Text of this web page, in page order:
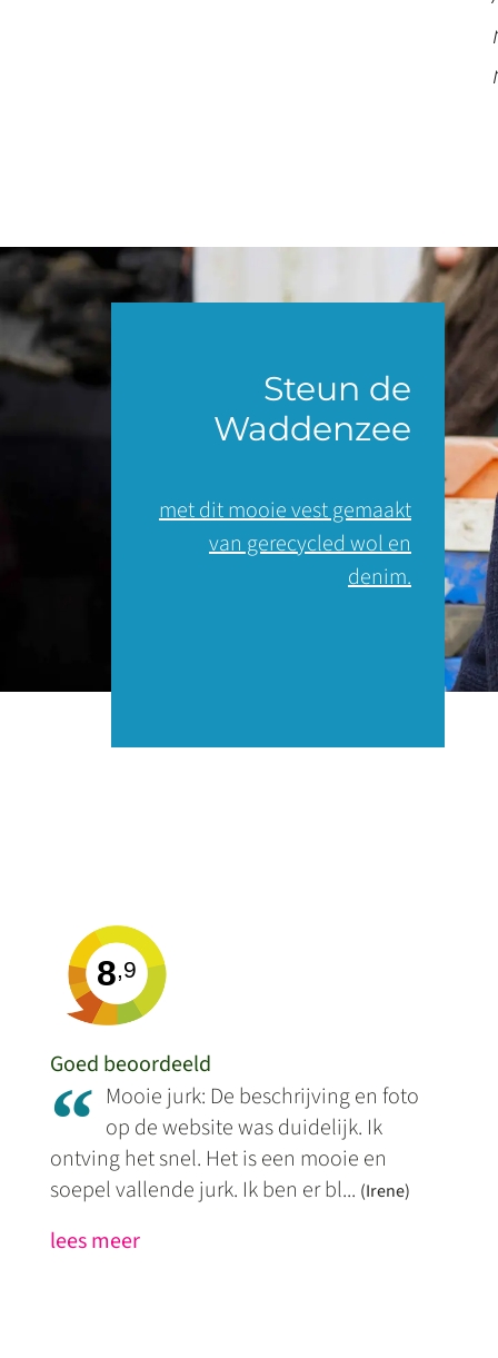
Steun de
Waddenzee
met dit mooie vest gemaakt
van gerecycled wol en
denim.
8,9
Goed beoordeeld
“ Mooie jurk: De beschrijving en foto
op de website was duidelijk. Ik
ontving het snel. Het is een mooie en
soepel vallende jurk. Ik ben er bl... (Irene)
lees meer